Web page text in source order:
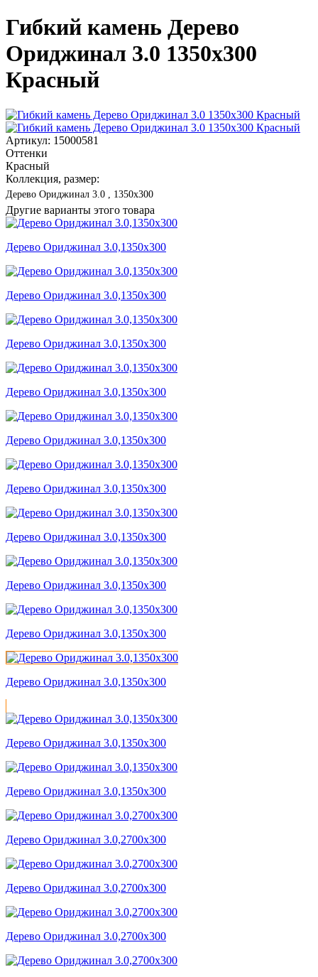
Гибкий камень Дерево
Ориджинал 3.0 1350x300
Красный
Артикул: 15000581
Оттенки
Красный
Коллекция, размер:
Дерево Ориджинал 3.0 , 1350x300
Другие варианты этого товара
Дерево Ориджинал 3.0,1350x300
Дерево Ориджинал 3.0,1350x300
Дерево Ориджинал 3.0,1350x300
Дерево Ориджинал 3.0,1350x300
Дерево Ориджинал 3.0,1350x300
Дерево Ориджинал 3.0,1350x300
Дерево Ориджинал 3.0,1350x300
Дерево Ориджинал 3.0,1350x300
Дерево Ориджинал 3.0,1350x300
Дерево Ориджинал 3.0,1350x300
Дерево Ориджинал 3.0,1350x300
Дерево Ориджинал 3.0,1350x300
Дерево Ориджинал 3.0,2700x300
Дерево Ориджинал 3.0,2700x300
Дерево Ориджинал 3.0,2700x300